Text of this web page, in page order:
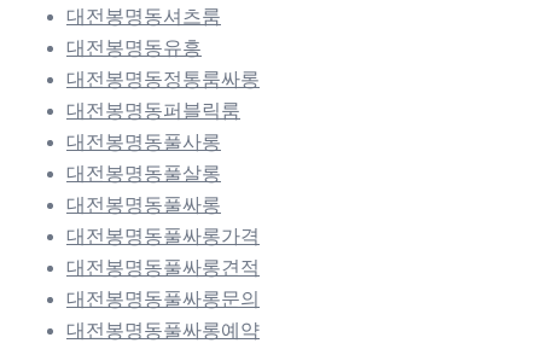
대전봉명동셔츠룸
대전봉명동유흥
대전봉명동정통룸싸롱
대전봉명동퍼블릭룸
대전봉명동풀사롱
대전봉명동풀살롱
대전봉명동풀싸롱
대전봉명동풀싸롱가격
대전봉명동풀싸롱견적
대전봉명동풀싸롱문의
대전봉명동풀싸롱예약